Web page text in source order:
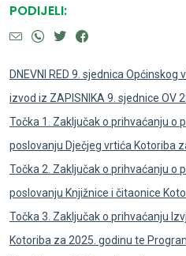
PODIJELI:
DNEVNI RED 9. sjednica
izvod iz ZAPISNIKA 9. sjednice OV
Točka 1. Zaključak o prihvaćanju o
poslovanju Dječjeg vrtića Kotoriba
Točka 2. Zaključak o prihvaćanju o
poslovanju Knjižnice i čitaonice
Točka 3. Zaključak o prihvaćanju
Kotoriba za 2025. godinu te